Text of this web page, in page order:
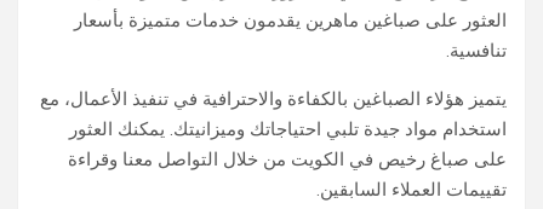
العثور على صباغين ماهرين يقدمون خدمات متميزة بأسعار
تنافسية.
يتميز هؤلاء الصباغين بالكفاءة والاحترافية في تنفيذ الأعمال، مع
استخدام مواد جيدة تلبي احتياجاتك وميزانيتك. يمكنك العثور
على صباغ رخيص في الكويت من خلال التواصل معنا وقراءة
تقييمات العملاء السابقين.